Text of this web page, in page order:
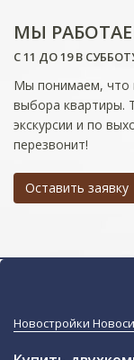
МЫ
С 11 ДО 19 В
Мы понимаем, что
выбора квартиры.
экскурсии и по
перезвонит!
Оставить заявку
Новостройки